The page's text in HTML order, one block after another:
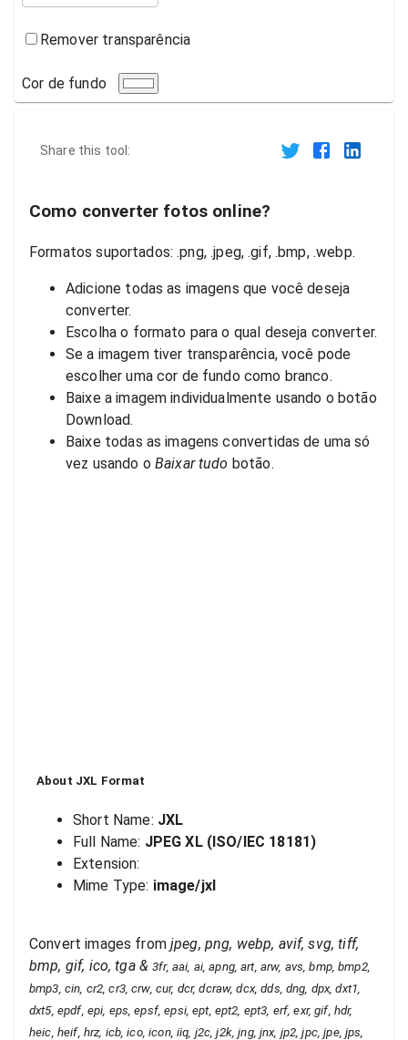
Remover transparência
Cor de fundo
Share this tool:
Como converter fotos online?
Formatos suportados: .png, .jpeg, .gif, .bmp, .webp.
Adicione todas as imagens que você deseja
converter.
Escolha o formato para o qual deseja converter.
Se a imagem tiver transparência, você pode
escolher uma cor de fundo como branco.
Baixe a imagem individualmente usando o botão
Download.
Baixe todas as imagens convertidas de uma só
vez usando o Baixar tudo botão.
About JXL Format
Short Name: JXL
Full Name: JPEG XL (ISO/IEC 18181)
Extension:
Mime Type: image/jxl
Convert images fromjpeg, png, webp, avif, svg, tiff,
bmp, gif, ico, tga&3fr, aai, ai, apng, art, arw, avs, bmp, bmp2,
bmp3, cin, cr2, cr3, crw, cur, dcr, dcraw, dcx, dds, dng, dpx, dxt1,
dxt5, epdf, epi, eps, epsf, epsi, ept, ept2, ept3, erf, exr, gif, hdr,
heic, heif, hrz, icb, ico, icon, iiq, j2c, j2k, jng, jnx, jp2, jpc, jpe, jps,